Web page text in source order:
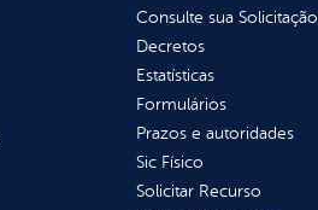
Consulte sua Solicitação
Decretos
Estatísticas
Formulários
Prazos e autoridades
Sic Físico
Solicitar Recurso